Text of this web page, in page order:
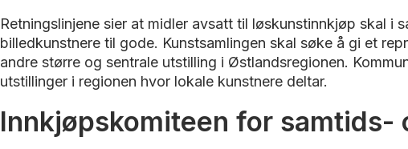
Retningslinjene sier at midler avsatt til løskunstinnkjøp skal
billedkunstnere til gode. Kunstsamlingen skal søke å gi et
andre større og sentrale utstilling i Østlandsregionen.
utstillinger i regionen hvor lokale kunstnere deltar.
Innkjøpskomiteen for samtids-